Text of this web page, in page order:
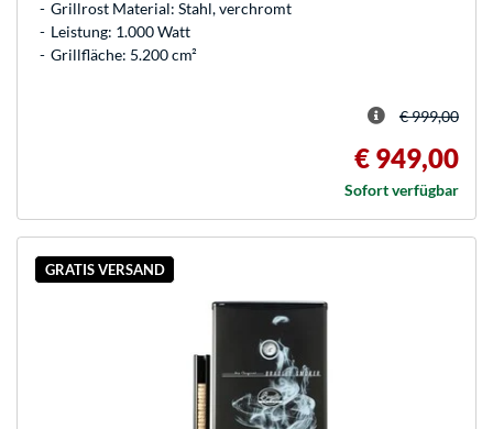
Grillrost Material: Stahl, verchromt
Leistung: 1.000 Watt
Grillfläche: 5.200 cm²
€ 999,00
€ 949,00
Sofort verfügbar
GRATIS VERSAND